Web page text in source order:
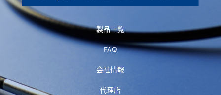
製品一覧
FAQ
会社情報
代理店